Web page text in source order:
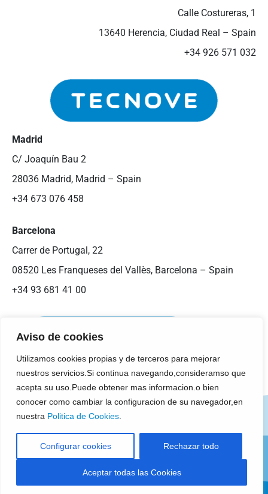
Aviso de cookies
Utilizamos cookies propias y de terceros para mejorar
nuestros servicios.Si continua navegando,consideramso que
acepta su uso.Puede obtener mas informacion.o bien
conocer como cambiar la configuracion de su navegador,en
nuestra Politica de Cookies
Configurar cookies Rechazar todo
Aceptar todas las Cookies
Calle Costureras, 1
13640 Herencia, Ciudad Real – Spain
+34 926 571 032
Madrid
C/ Joaquín Bau 2
28036 Madrid, Madrid – Spain
+34 673 076 458
Barcelona
Carrer de Portugal, 22
08520 Les Franqueses del Vallès, Barcelona – Spain
+34 93 681 41 00
Legal Notice Cookies Policy
Privacy Policy Compliance & RSC
General Purchasing Conditions
© 2025 - TECNOVE S.L